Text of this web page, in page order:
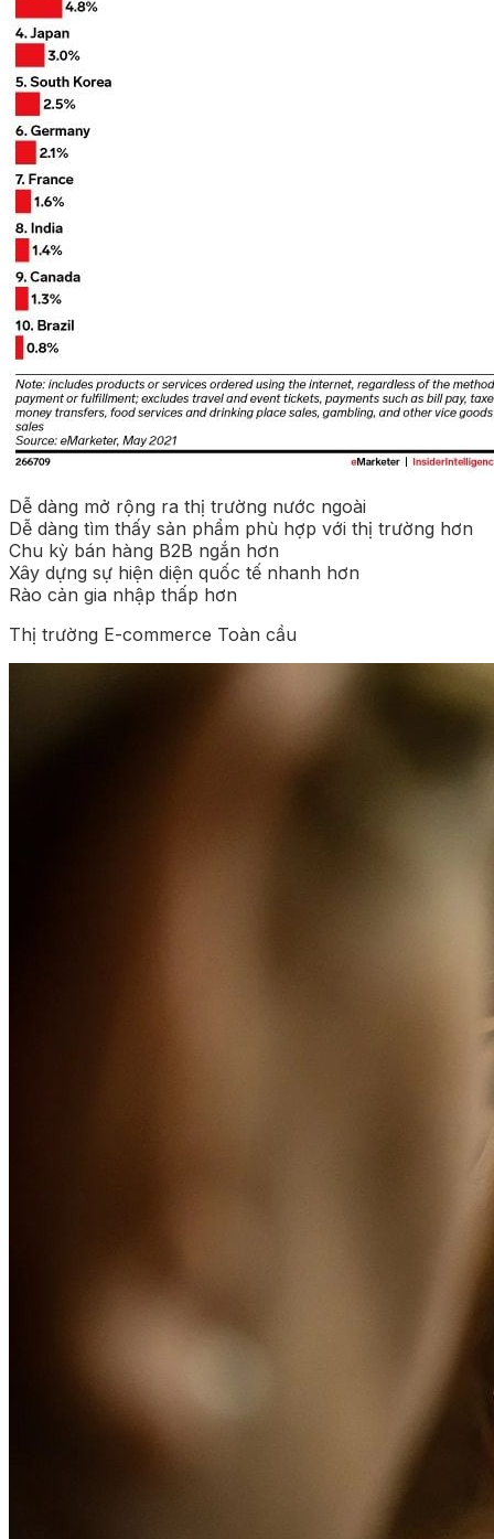
Dễ dàng mở rộng ra thị trường nước ngoài
Dễ dàng tìm thấy sản phẩm phù hợp với thị trường hơn
Chu kỳ bán hàng B2B ngắn hơn
Xây dựng sự hiện diện quốc tế nhanh hơn
Rào cản gia nhập thấp hơn
Thị trường E-commerce Toàn cầu